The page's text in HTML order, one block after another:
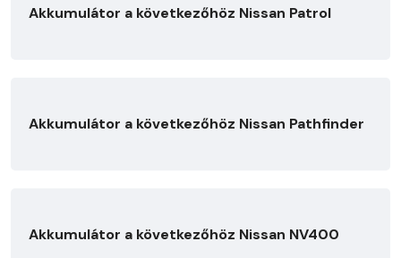
Akkumulátor a következőhöz Nissan Patrol
Akkumulátor a következőhöz Nissan Pathfinder
Akkumulátor a következőhöz Nissan NV400